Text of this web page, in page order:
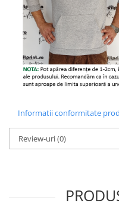
Informatii conformitate
Review-uri(0)